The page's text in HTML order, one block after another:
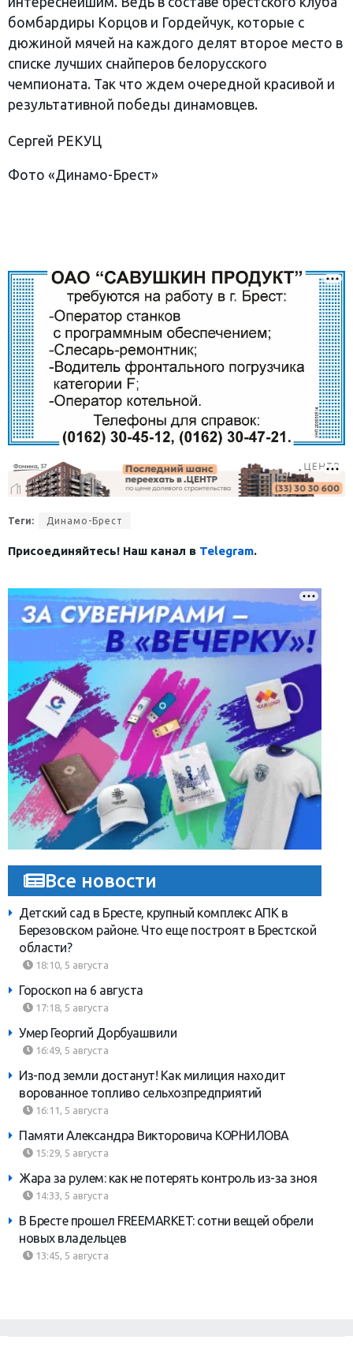
бомбардиры Корцов и Гордейчук, которые с
дюжиной мячей на каждого делят второе место в
списке лучших снайперов белорусского
чемпионата. Так что ждем очередной красивой и
результативной победы динамовцев.
Сергей РЕКУЦ
Фото «Динамо-Брест»
Теги: Динамо-Брест
Присоединяйтесь! Наш канал в Telegram.
Все новости
Детский сад в Бресте, крупный комплекс АПК в
Березовском районе. Что еще построят в Брестской
области?
18:10, 5 августа
Гороскоп на 6 августа
17:18, 5 августа
Умер Георгий Дорбуашвили
16:49, 5 августа
Из-под земли достанут! Как милиция находит
ворованное топливо сельхозпредприятий
16:11, 5 августа
Памяти Александра Викторовича КОРНИЛОВА
15:29, 5 августа
Жара за рулем: как не потерять контроль из-за зноя
14:33, 5 августа
В Бресте прошел FREEMARKET: сотни вещей обрели
новых владельцев
13:45, 5 августа